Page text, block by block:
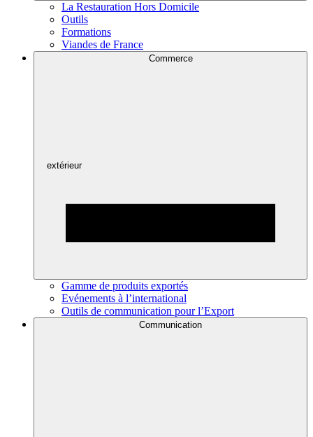
La Restauration Hors Domicile
Outils
Formations
Viandes de France
Commerce
extérieur
Gamme de produits exportés
Evénements à l’international
Outils de communication pour l’Export
Communication